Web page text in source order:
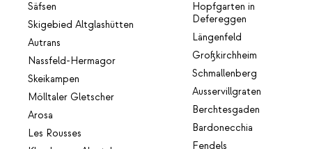
Säfsen
Skigebied Altglashütten
Autrans
Nassfeld-Hermagor
Skeikampen
Mölltaler Gletscher
Arosa
Les Rousses
Hopfgarten in
Defereggen
Längenfeld
Großkirchheim
Schmallenberg
Ausservillgraten
Berchtesgaden
Bardonecchia
Fendels